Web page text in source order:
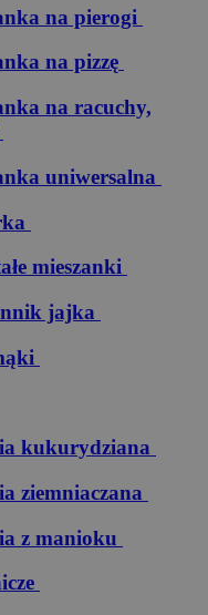
na pierogi
na pizzę
na racuchy,
uniwersalna
mieszanki
jajka
kukurydziana
ziemniaczana
z manioku